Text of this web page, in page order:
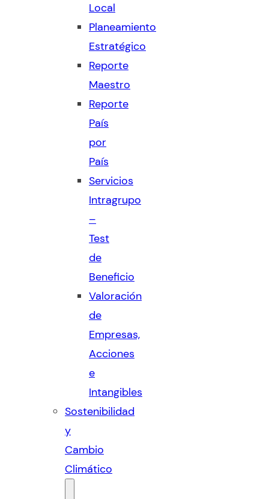
Local
Planeamiento
Estratégico
Reporte
Maestro
Reporte
País
por
País
Servicios
Intragrupo
–
Test
de
Beneficio
Valoración
de
Empresas,
Acciones
e
Intangibles
Sostenibilidad
y
Cambio
Climático